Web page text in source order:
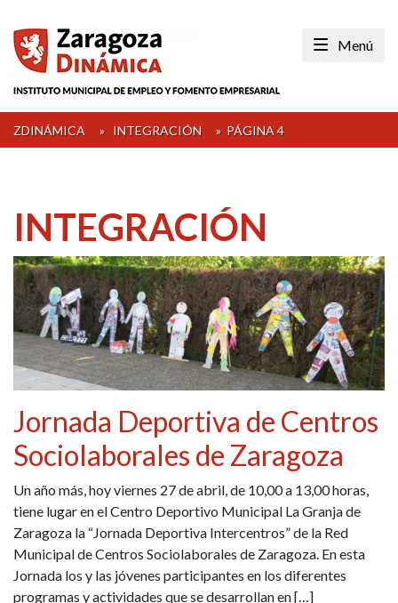
content
Menú
ZDINÁMICA » INTEGRACIÓN » PÁGINA 4
INTEGRACIÓN
Jornada Deportiva de Centros
Sociolaborales de Zaragoza
Un año más, hoy viernes 27 de abril, de 10,00 a 13,00 horas,
tiene lugar en el Centro Deportivo Municipal La Granja de
Zaragoza la “Jornada Deportiva Intercentros” de la Red
Municipal de Centros Sociolaborales de Zaragoza. En esta
Jornada los y las jóvenes participantes en los diferentes
programas y actividades que se desarrollan en […]